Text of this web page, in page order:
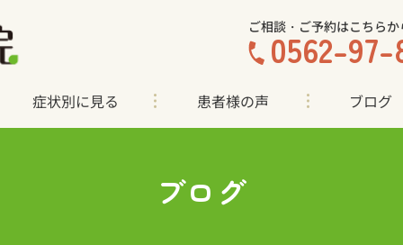
ご相談・ご予約はこちら
0562-
症状別に見る 患者様の声 ブログ
ブログ